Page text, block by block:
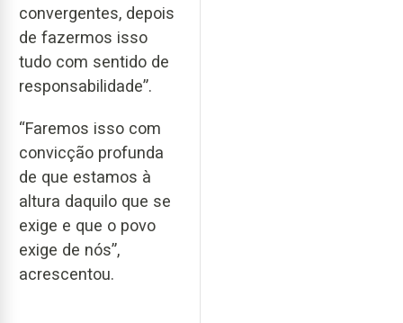
convergentes, depois
de fazermos isso
tudo com sentido de
responsabilidade”.
“Faremos isso com
convicção profunda
de que estamos à
altura daquilo que se
exige e que o povo
exige de nós”,
acrescentou.